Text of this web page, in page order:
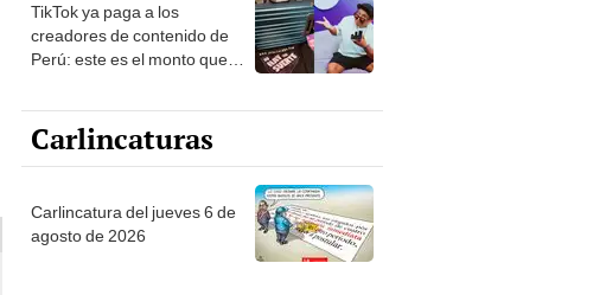
TikTok ya paga a los
creadores de contenido de
Perú: este es el monto que
1.000 vistas
Carlincaturas
Carlincatura del jueves 6 de
agosto de 2026